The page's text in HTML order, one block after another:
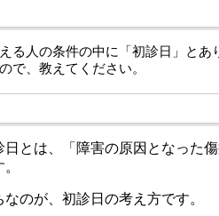
る人の条件の中に「初診日」とあ
で、教えてください。
日とは、「障害の原因となった
のが、初診日の考え方です。